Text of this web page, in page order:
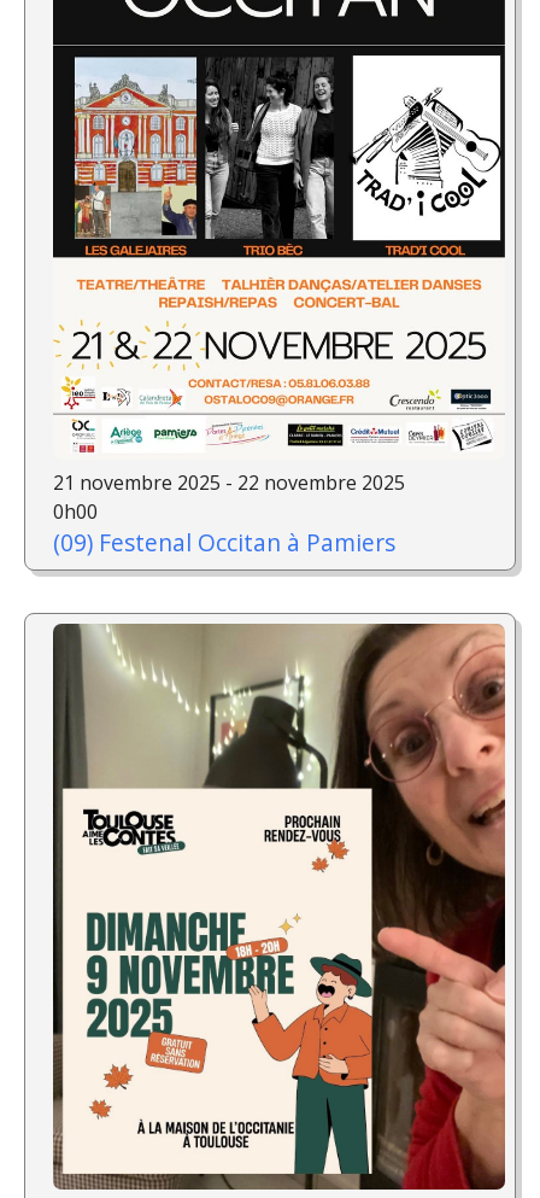
21 novembre 2025 - 22 novembre 2025
0h00
(09) Festenal Occitan à Pamiers